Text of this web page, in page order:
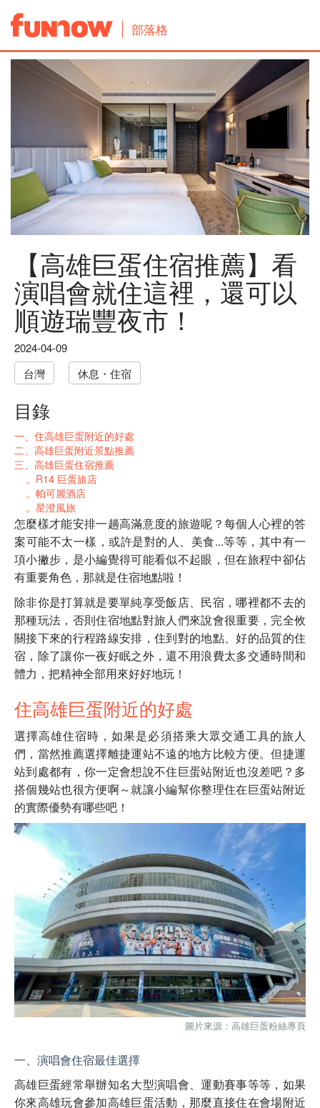
部落格
【高雄巨蛋住宿推薦】看
演唱會就住這裡，還可以
順遊瑞豐夜市！
2024-04-09
台灣
休息・住宿
目錄
一、住高雄巨蛋附近的好處
二、高雄巨蛋附近景點推薦
三、高雄巨蛋住宿推薦
。R14 巨蛋旅店
。 帕可麗酒店
。 星澄風旅
怎麼樣才能安排一趟高滿意度的旅遊呢？每個人心裡的答
案可能不太一樣，或許是對的人、美食...等等，其中有一
項小撇步，是小編覺得可能看似不起眼，但在旅程中卻佔
有重要角色，那就是住宿地點啦！
除非你是打算就是要單純享受飯店、民宿，哪裡都不去的
那種玩法，否則住宿地點對旅人們來說會很重要，完全攸
關接下來的行程路線安排，住到對的地點、好的品質的住
宿，除了讓你一夜好眠之外，還不用浪費太多交通時間和
體力，把精神全部用來好好地玩！
住高雄巨蛋附近的好處
選擇高雄住宿時，如果是必須搭乘大眾交通工具的旅人
們，當然推薦選擇離捷運站不遠的地方比較方便。但捷運
站到處都有，你一定會想說不住巨蛋站附近也沒差吧？多
搭個幾站也很方便啊～就讓小編幫你整理住在巨蛋站附近
的實際優勢有哪些吧！
圖片來源：高雄巨蛋粉絲專頁
一、演唱會住宿最佳選擇
高雄巨蛋經常舉辦知名大型演唱會、運動賽事等等，如果
你來高雄玩會參加高雄巨蛋活動，那麼直接住在會場附近